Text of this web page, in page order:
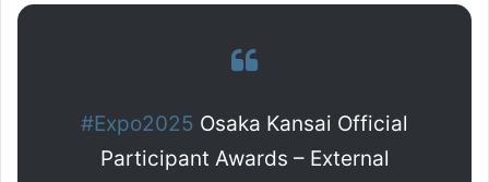
#Expo2025 Osaka Kansai Official
Participant Awards – External